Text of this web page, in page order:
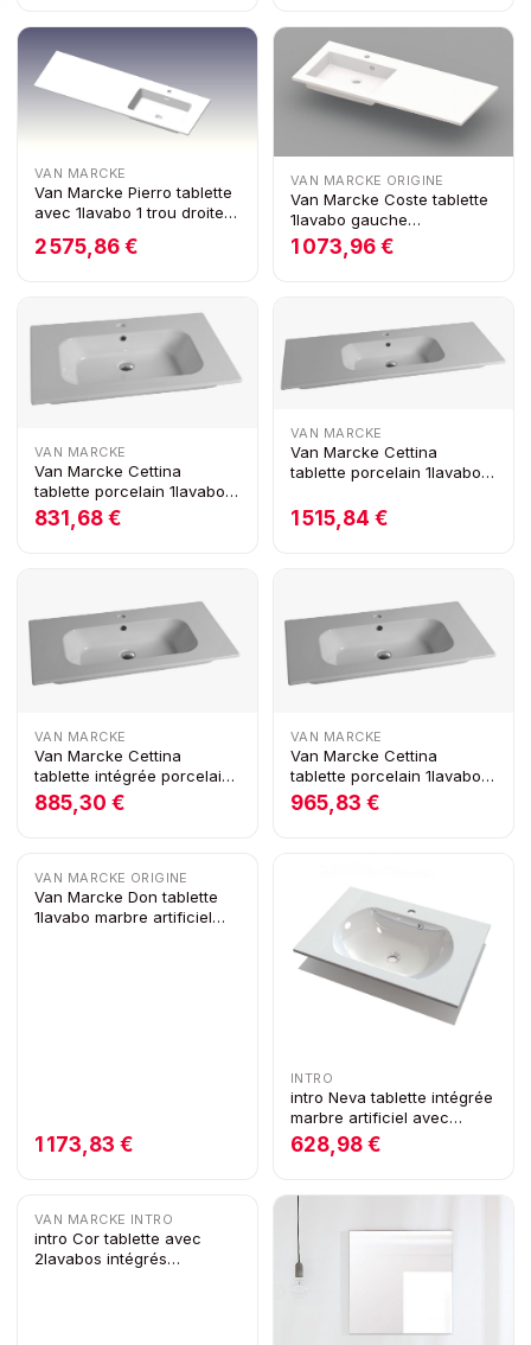
VAN MARCKE
Van Marcke Pierro tablette
avec 1lavabo 1 trou droite
2 575,86 €
VAN MARCKE ORIGINE
Van Marcke Coste tablette
1lavabo gauche
1200x500x200mm blanc
marbre artificiel
1 073,96 €
VAN MARCKE
Van Marcke Cettina
tablette porcelain 1lavabo
710x465x170mm blanc
brillant
831,68 €
VAN MARCKE
Van Marcke Cettina
tablette porcelain 1lavabo
brillant
1 515,84 €
VAN MARCKE
Van Marcke Cettina
tablette intégrée porcelain
1lavabo 810x465x170mm
blanc brillant
885,30 €
VAN MARCKE
Van Marcke Cettina
tablette porcelain 1lavabo
910x465x170mm blanc
brillant
965,83 €
VAN MARCKE ORIGINE
Van Marcke Don tablette
1lavabo marbre artificiel
1 173,83 €
INTRO
intro Neva tablette intégrée
marbre artificiel avec
1lavabo 700x500x15mm
blanc
628,98 €
VAN MARCKE INTRO
intro Cor tablette avec
2lavabos intégrés